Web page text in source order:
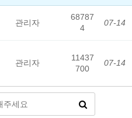
관리자
68787
4
07-14
관리자
11437
700
07-14